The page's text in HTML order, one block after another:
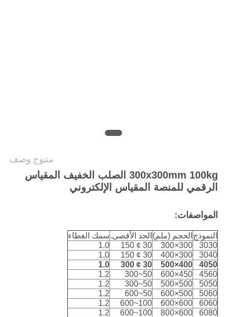
منتوج وصف
300x300mm 100kg الصلب الخفيف المقياس
الرقمي للمنصة المقياس الإلكتروني
المواصفات:
النموذج الحجم (ملم) الحد الأقصى.سمك الغطاء
3030
300×300
30 ¢ 150
1.0
3040
300×400
30 ¢ 150
1.0
4050
400×500
30 ¢ 300
1.0
4560
450×600
50~300
1.2
5050
500×500
50~300
1.2
5060
500×600
50~600
1.2
6060
600×600
100~600
1.2
6080
600×800
100~600
1.2